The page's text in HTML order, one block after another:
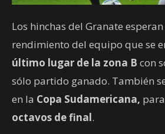
Los hinchas del Granate
rendimiento del equipo que se
último lugar de la zona B con
sólo partido ganado. También
en la Copa Sudamericana,
octavos de final.